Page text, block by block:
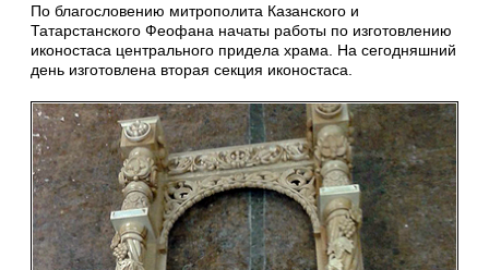
По благословению митрополита Казанского и
Татарстанского Феофана начаты работы по изготовлению
иконостаса центрального придела храма. На сегодняшний
день изготовлена вторая секция иконостаса.